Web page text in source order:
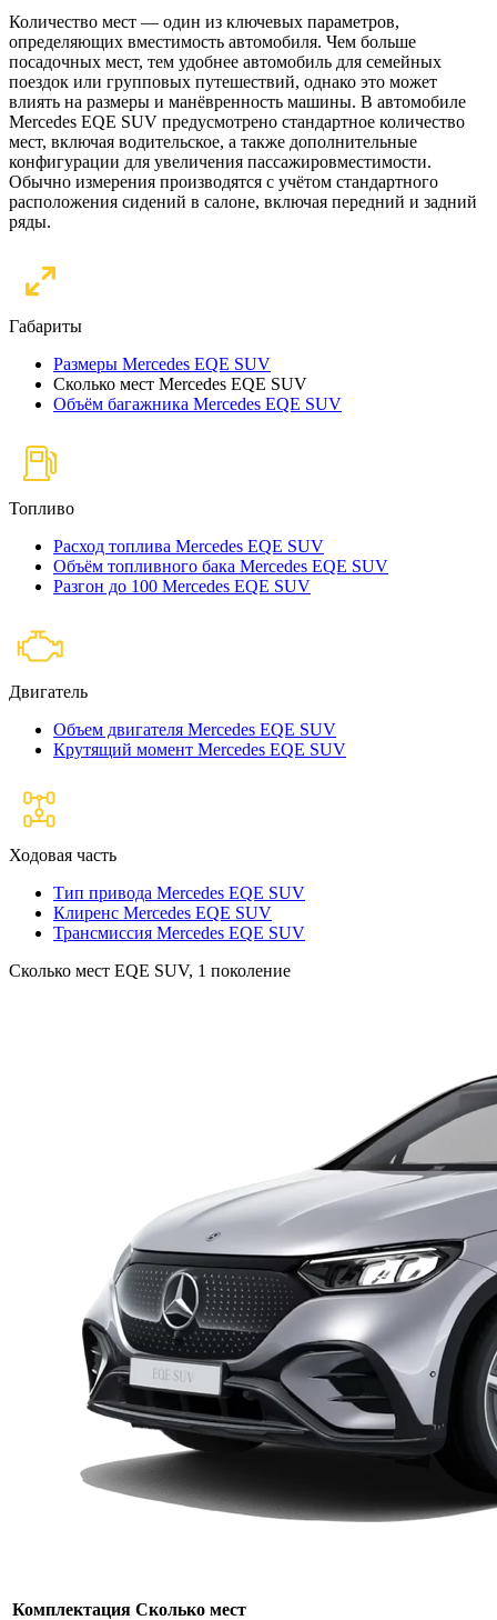
Количество мест — один из ключевых параметров,
определяющих вместимость автомобиля. Чем больше
посадочных мест, тем удобнее автомобиль для семейных
поездок или групповых путешествий, однако это может
влиять на размеры и манёвренность машины. В автомобиле
Mercedes EQE SUV предусмотрено стандартное количество
мест, включая водительское, а также дополнительные
конфигурации для увеличения пассажировместимости.
Обычно измерения производятся с учётом стандартного
расположения сидений в салоне, включая передний и задний
ряды.
Габариты
Размеры Mercedes EQE SUV
Сколько мест Mercedes EQE SUV
Объём багажника Mercedes EQE SUV
Топливо
Расход топлива Mercedes EQE SUV
Объём топливного бака Mercedes EQE SUV
Разгон до 100 Mercedes EQE SUV
Двигатель
Объем двигателя Mercedes EQE SUV
Крутящий момент Mercedes EQE SUV
Ходовая часть
Тип привода Mercedes EQE SUV
Клиренс Mercedes EQE SUV
Трансмиссия Mercedes EQE SUV
Сколько мест EQE SUV, 1 поколение
Комплектация Сколько мест